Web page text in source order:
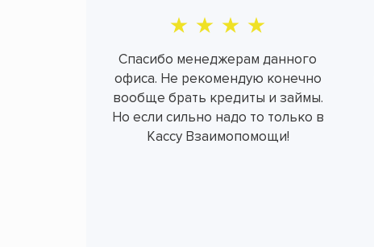
Спасибо менеджерам данного
офиса. Не рекомендую конечно
вообще брать кредиты и займы.
Но если сильно надо то только в
Кассу Взаимопомощи!